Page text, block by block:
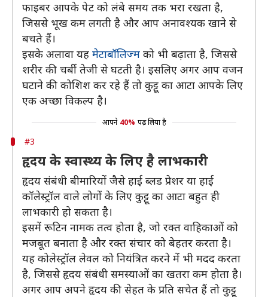
फाइबर आपके पेट को लंबे समय तक भरा रखता है,
जिससे भूख कम लगती है और आप अनावश्यक खाने से
बचते हैं।
इसके अलावा यह मेटाबॉलिज्म को भी बढ़ाता है, जिससे
शरीर की चर्बी तेजी से घटती है। इसलिए अगर आप वजन
घटाने की कोशिश कर रहे हैं तो कुट्टू का आटा आपके लिए
एक अच्छा विकल्प है।
आपने 40% पढ़ लिया है
#3
हृदय के स्वास्थ्य के लिए है लाभकारी
हृदय संबंधी बीमारियों जैसे हाई ब्लड प्रेशर या हाई
कॉलेस्ट्रॉल वाले लोगों के लिए कुट्टू का आटा बहुत ही
लाभकारी हो सकता है।
इसमें रूटिन नामक तत्व होता है, जो रक्त वाहिकाओं को
मजबूत बनाता है और रक्त संचार को बेहतर करता है।
यह कोलेस्ट्रॉल लेवल को नियंत्रित करने में भी मदद करता
है, जिससे हृदय संबंधी समस्याओं का खतरा कम होता है।
अगर आप अपने हृदय की सेहत के प्रति सचेत हैं तो कुट्टू